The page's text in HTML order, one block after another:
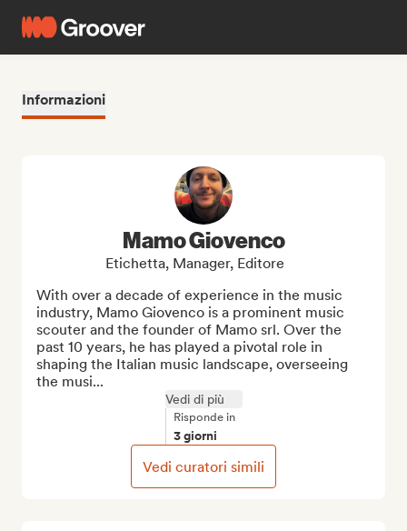
Informazioni
Mamo Giovenco
Etichetta, Manager, Editore
With over a decade of experience in the music
industry, Mamo Giovenco is a prominent music
scouter and the founder of Mamo srl. Over the
past 10 years, he has played a pivotal role in
shaping the Italian music landscape, overseeing
the musi...
Vedi di più
Risponde in
3 giorni
Vedi curatori simili